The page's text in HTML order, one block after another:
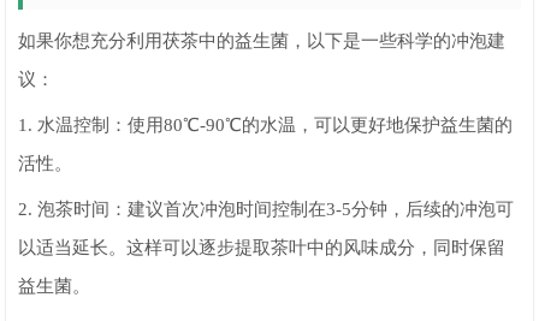
如果你想充分利用茯茶中的益生菌，以下是一些科学的冲泡建
议：
1. 水温控制：使用80℃-90℃的水温，可以更好地保护益生菌的
活性。
2. 泡茶时间：建议首次冲泡时间控制在3-5分钟，后续的冲泡可
以适当延长。这样可以逐步提取茶叶中的风味成分，同时保留
益生菌。